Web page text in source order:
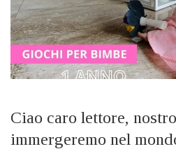
Ciao caro lettore,
immergeremo nel